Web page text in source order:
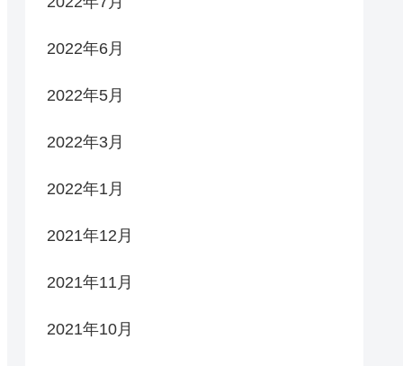
2022年6月
2022年5月
2022年3月
2022年1月
2021年12月
2021年11月
2021年10月